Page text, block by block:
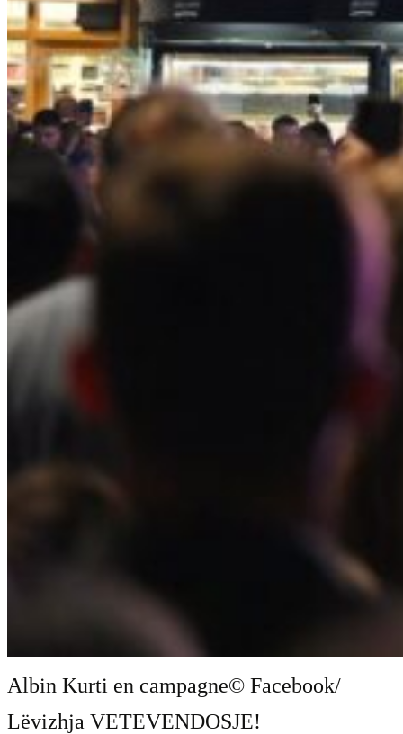
Albin Kurti en campagne© Facebook/
Lëvizhja VETEVENDOSJE!